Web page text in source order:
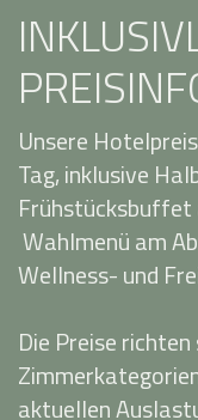
Unsere
Tag, inklusive
Frühstücksbuffet
Wahlmenü am
Wellness- und
Die Preise
aktuellen